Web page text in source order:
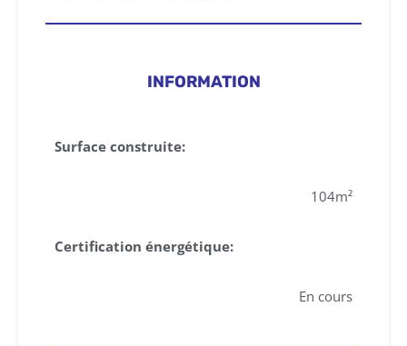
INFORMATION
Surface construite:
104m²
Certification énergétique:
En cours